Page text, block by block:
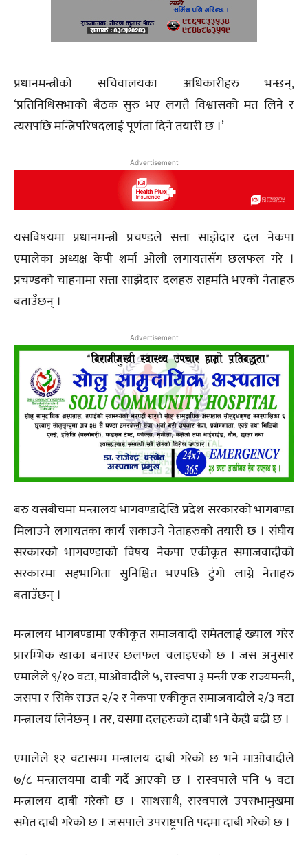
प्रधानमन्त्रीको सचिवालयका अधिकारीहरु भन्छन्,
‘प्रतिनिधिसभाको बैठक सुरु भए लगत्तै विश्वासको मत लिने र
त्यसपछि मन्त्रिपरिषदलाई पूर्णता दिने तयारी छ ।’
Advertisement
यसविषयमा प्रधानमन्त्री प्रचण्डले सत्ता साझेदार दल नेकपा
एमालेका अध्यक्ष केपी शर्मा ओली लगायतसँग छलफल गरे ।
प्रचण्डको चाहनामा सत्ता साझेदार दलहरु सहमति भएको नेताहरु
बताउँछन् ।
Advertisement
बरु यसबीचमा मन्त्रालय भागवण्डादेखि प्रदेश सरकारको भागबण्डा
मिलाउने लगायतका कार्य सकाउने नेताहरुको तयारी छ । संघीय
सरकारको भागवण्डाको विषय नेकपा एकीकृत समाजवादीको
सरकारमा सहभागिता सुनिश्चित भएपछि टुंगो लाग्ने नेताहरु
बताउँछन् ।
मन्त्रालय भागबण्डामा एकीकृत समाजवादी समेतलाई ख्याल गरेर
प्रारम्भिक खाका बनाएर छलफल चलाइएको छ । जस अनुसार
एमालेले ९/१० वटा, माओवादीले ५, रास्वपा ३ मन्त्री एक राज्यमन्त्री,
जसपा र सिके राउत २/२ र नेकपा एकीकृत समाजवादीले २/३ वटा
मन्त्रालय लिनेछन् । तर, यसमा दलहरुको दाबी भने केही बढी छ ।
एमालेले १२ वटासम्म मन्त्रालय दाबी गरेको छ भने माओवादीले
७/८ मन्त्रालयमा दाबी गर्दै आएको छ । रास्वपाले पनि ५ वटा
मन्त्रालय दाबी गरेको छ । साथसाथै, रास्वपाले उपसभामुखमा
समेत दाबी गरेको छ । जसपाले उपराष्ट्रपति पदमा दाबी गरेको छ ।